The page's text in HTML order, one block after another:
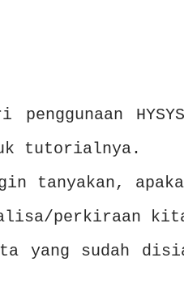
penggunaan
tutorialnya.
tanyakan,
perkiraan
yang sudah